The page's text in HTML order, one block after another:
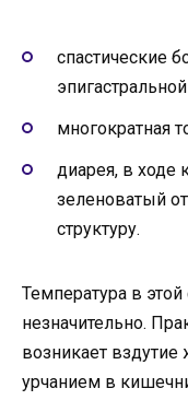
спастические
многократная
диарея, в ходе
зеленоватый
структуру.
Температура в
незначительно.
возникает
урчанием в